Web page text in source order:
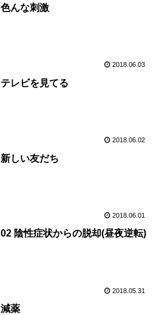
色んな刺激
2018.06.03
テレビを見てる
2018.06.02
新しい友だち
2018.06.01
02 陰性症状からの脱却(昼夜逆転)
2018.05.31
減薬